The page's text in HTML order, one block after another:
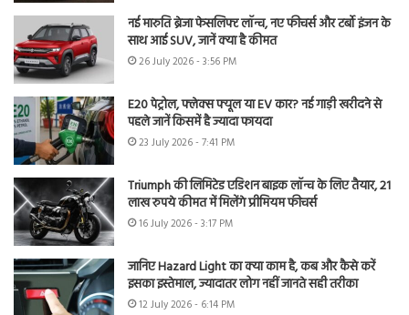
नई मारुति ब्रेजा फेसलिफ्ट लॉन्च, नए फीचर्स और टर्बो इंजन के
साथ आई SUV, जानें क्या है कीमत
26 July 2026 - 3:56 PM
E20 पेट्रोल, फ्लेक्स फ्यूल या EV कार? नई गाड़ी खरीदने से
पहले जानें किसमें है ज्यादा फायदा
23 July 2026 - 7:41 PM
Triumph की लिमिटेड एडिशन बाइक लॉन्च के लिए तैयार, 21
लाख रुपये कीमत में मिलेंगे प्रीमियम फीचर्स
16 July 2026 - 3:17 PM
जानिए Hazard Light का क्या काम है, कब और कैसे करें
इसका इस्तेमाल, ज्यादातर लोग नहीं जानते सही तरीका
12 July 2026 - 6:14 PM